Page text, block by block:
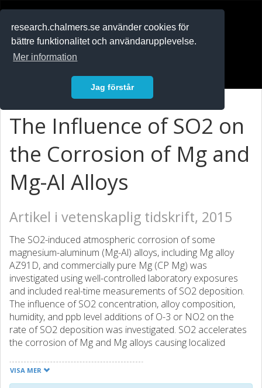
research.chalmers.se använder cookies för
bättre funktionalitet och användarupplevelse.
Mer information
Jag förstår
The Influence of SO2 on
the Corrosion of Mg and
Mg-Al Alloys
Artikel i vetenskaplig tidskrift, 2015
The SO2-induced atmospheric corrosion of some
magnesium-aluminum (Mg-Al) alloys, including Mg alloy
AZ91D, and commercially pure Mg (CP Mg) was
investigated using well-controlled laboratory exposures
and included real-time measurements of SO2 deposition.
The influence of SO2 concentration, alloy composition,
humidity, and ppb level additions of O-3 or NO2 on the
rate of SO2 deposition was investigated. SO2 accelerates
the corrosion of Mg and Mg alloys causing localized
product. At 60% RH, traces of O-3 or NO2 strongly
increased both the SO2 deposition and the corrosion rate.
VISA MER